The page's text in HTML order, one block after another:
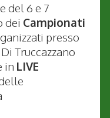
del 6 e 7
dei Campionati
presso
Truccazzano
in LIVE